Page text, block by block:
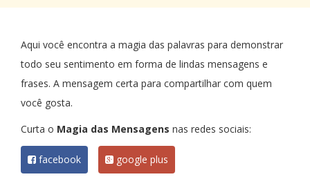
Aqui você encontra a magia das palavras para demonstrar
todo seu sentimento em forma de lindas mensagens e
frases. A mensagem certa para compartilhar com quem
você gosta.
Curta o Magia das Mensagens nas redes sociais:
facebook google plus